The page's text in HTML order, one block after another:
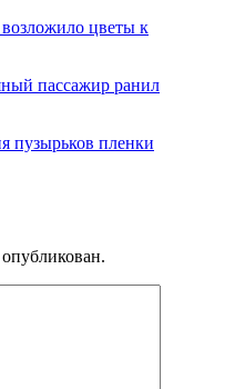
цветы к
пассажир ранил
пузырьков пленки